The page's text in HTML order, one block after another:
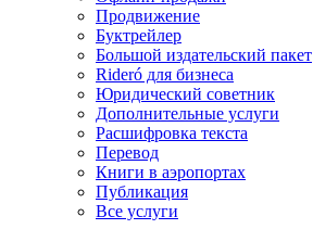
Продвижение
Буктрейлер
Большой издательский пакет
Rideró для бизнеса
Юридический советник
Дополнительные услуги
Расшифровка текста
Перевод
Книги в аэропортах
Публикация
Все услуги